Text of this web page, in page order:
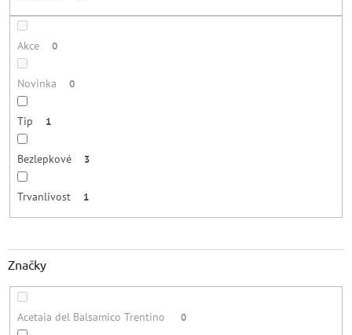
Akce 0
Novinka 0
Tip 1
Bezlepkové 3
Trvanlivost 1
Značky
Acetaia del Balsamico Trentino 0